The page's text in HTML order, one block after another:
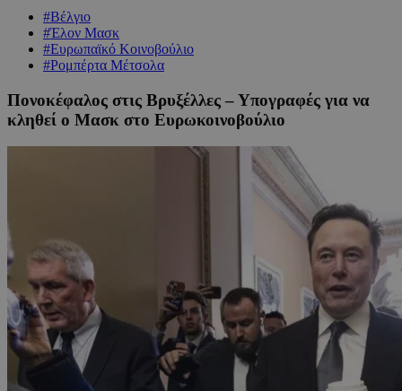
#Βέλγιο
#Έλον Μασκ
#Ευρωπαϊκό Κοινοβούλιο
#Ρομπέρτα Μέτσολα
Πονοκέφαλος στις Βρυξέλλες – Υπογραφές για να
κληθεί ο Μασκ στο Ευρωκοινοβούλιο